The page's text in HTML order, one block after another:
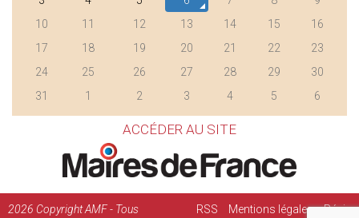
10
11 12 13 14 15
16
17
18 19 20 21 22
23
24
25 26 27 28 29
30
31
1 2 3 4 5 6
ACCÉDER AU SITE
2026 Copyright AMF - Tous RSS Mentions légales Régie